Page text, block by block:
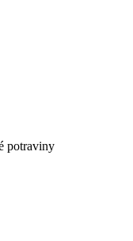
potraviny